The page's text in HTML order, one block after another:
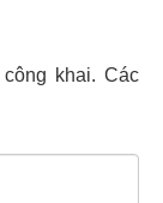
khai. Các